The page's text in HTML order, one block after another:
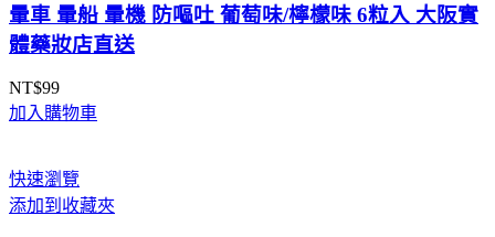
暈車 暈船 暈機 防嘔吐 葡萄味/檸檬味 6粒入 大阪實
體藥妝店直送
NT$99
加入購物車
快速瀏覽
添加到收藏夾